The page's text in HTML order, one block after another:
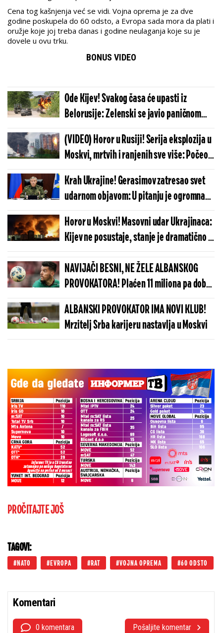
Cena tog kašnjenja već se vidi. Vojna oprema je za dve
godine poskupela do 60 odsto, a Evropa sada mora da plati i
oružje koje joj treba danas i godine neulaganja koje su je
dovele u ovu trku.
BONUS VIDEO
Ode Kijev! Svakog časa će upasti iz
Belorusije: Zelenski se javio paničnom
porukom, hitno se oglasio slavni general
(VIDEO) Horor u Rusiji! Serija eksplozija u
Moskvi, mrtvih i ranjenih sve više: Počeo
je nezamisliv pakao, ljudi vrište i beže sa
ulica
Krah Ukrajine! Gerasimov zatresao svet
udarnom objavom: U pitanju je ogromna
teritorija
Horor u Moskvi! Masovni udar Ukrajinaca:
Kijev ne posustaje, stanje je dramatično -
Oglasio se Sobljanin
NAVIJAČI BESNI, NE ŽELE ALBANSKOG
PROVOKATORA! Plaćen 11 miliona pa dobio
brutalnu poruku
ALBANSKI PROVOKATOR IMA NOVI KLUB!
Mrzitelj Srba karijeru nastavlja u Moskvi
PROČITAJTE JOŠ
TAGOVI:
NATO EVROPA RAT VOJNA OPREMA 60 ODSTO
Komentari
0 komentara Pošaljite komentar